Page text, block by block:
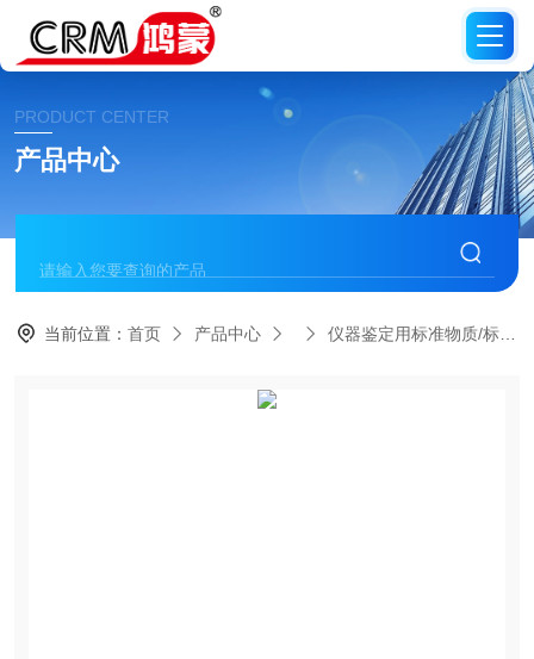
PRODUCT CENTER
产品中心
当前位置：首页 产品中心 仪器鉴定用标准物质/标准品